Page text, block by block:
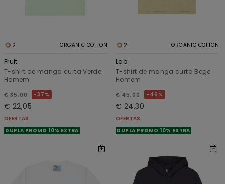
2 ORGANIC COTTON
Fruit
T-shirt de manga curta Verde
Homem
€ 35,00 37%
€ 22,05
OFERTAS
DUPLA PROMO 10% EXTRA
2 ORGANIC COTTON
Lab
T-shirt de manga curta Bege
Homem
€ 45,00 46%
€ 24,30
OFERTAS
DUPLA PROMO 10% EXTRA